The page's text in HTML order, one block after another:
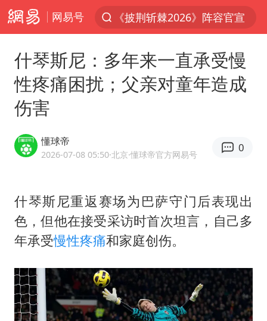
网易号
《披荆斩棘2026》阵容官宣
俄称边境州遭乌大规模袭击已致13伤
杭州机场已取消航班388架次
中国籍豪华游艇富商之子在泰国被杀
美将每月供乌爱国者拦截导弹
国足U17与阿森纳决赛取消 并列冠军
世界第1特鲁姆普斯诺克中国赛一轮游
中国第1高楼阻尼器摆动明显
新疆一婚礼线上邀请引热议
什琴斯尼：多年来一直承受慢
性疼痛困扰；父亲对童年造成
伤害
懂球帝
2026-07-08 05:50·北京·懂球帝官方网易号
0
什琴斯尼重返赛场为巴萨守门后表现出
色，但他在接受采访时首次坦言，自己多
年承受慢性疼痛和家庭创伤。